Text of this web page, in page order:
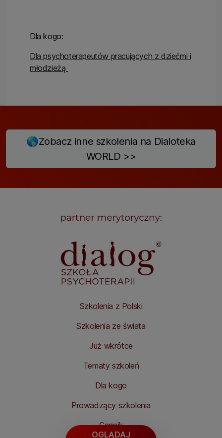
Dla kogo:
Dla psychoterapeutów pracujących z dziećmi i
młodzieżą
🌎Zobacz inne szkolenia na Dialoteka
WORLD >>
Szkolenia z Polski
Szkolenia ze świata
Już wkrótce
Tematy szkoleń
Dla kogo
Prowadzący szkolenia
Cennik
OGLĄDAJ